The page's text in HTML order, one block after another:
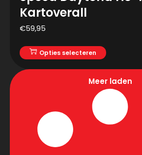
Kartoverall
€59,95
Opties selecteren
Meer laden